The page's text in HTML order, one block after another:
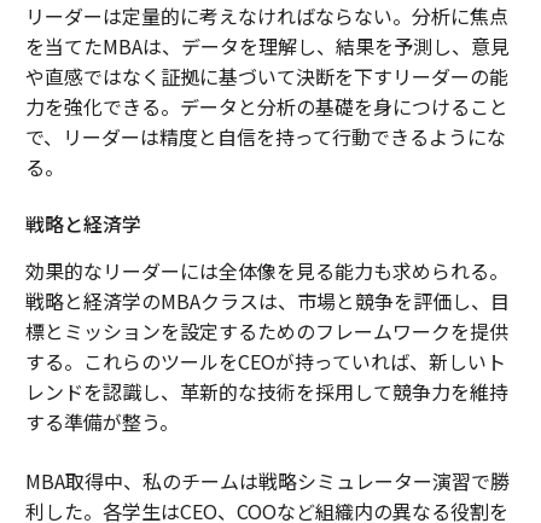
リーダーは定量的に考えなければならない。分析に焦点
を当てたMBAは、データを理解し、結果を予測し、意見
や直感ではなく証拠に基づいて決断を下すリーダーの能
力を強化できる。データと分析の基礎を身につけること
で、リーダーは精度と自信を持って行動できるようにな
る。
戦略と経済学
効果的なリーダーには全体像を見る能力も求められる。
戦略と経済学のMBAクラスは、市場と競争を評価し、目
標とミッションを設定するためのフレームワークを提供
する。これらのツールをCEOが持っていれば、新しいト
レンドを認識し、革新的な技術を採用して競争力を維持
する準備が整う。
MBA取得中、私のチームは戦略シミュレーター演習で勝
利した。各学生はCEO、COOなど組織内の異なる役割を